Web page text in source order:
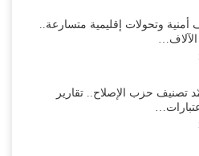
وتحولات إقليمية متسارعة..
تصنيف حزب الإصلاح.. تقارير